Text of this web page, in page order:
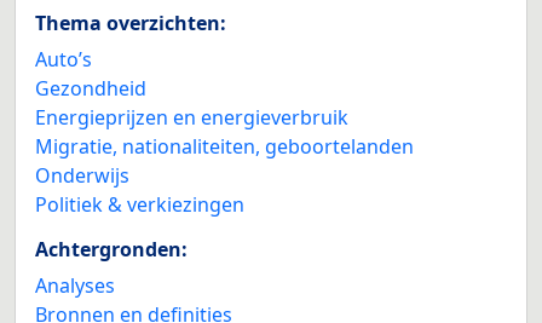
Thema overzichten:
Auto’s
Gezondheid
Energieprijzen en energieverbruik
Migratie, nationaliteiten, geboortelanden
Onderwijs
Politiek & verkiezingen
Achtergronden:
Analyses
Bronnen en definities